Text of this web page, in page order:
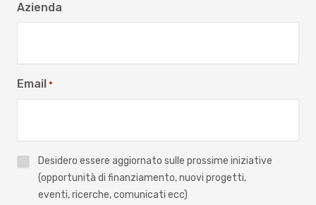
Azienda
Email *
Interessi
Desidero essere aggiornato sulle prossime iniziative
(opportunità di finanziamento, nuovi progetti,
eventi, ricerche, comunicati ecc)